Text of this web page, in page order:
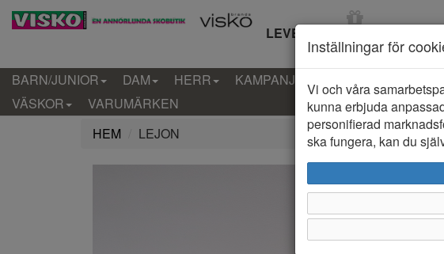
LEVERANS INOM 2-5 DAGAR
BARN/JUNIOR DAM HERR KAMPANJ KLÄDER-BARN
VÄSKOR
VARUMÄRKEN
HEM
LEJON
Inställningar för
Vi och våra
kunna erbjuda
personifierad
ska fungera, kan du